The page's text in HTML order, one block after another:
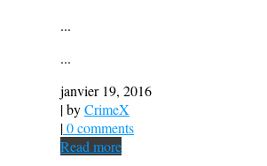
...
...
janvier 19, 2016
| byCrimeX
|0 comments
Read more